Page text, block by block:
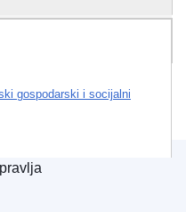
gospodarski i socijalni
unije